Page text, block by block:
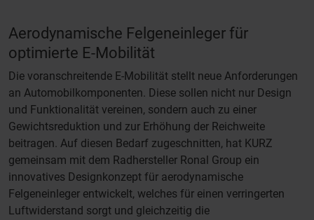
Aerodynamische Felgeneinleger für
optimierte E-Mobilität
Die voranschreitende E-Mobilität stellt neue Anforderungen
an Automobilkomponenten. Diese sollen nicht nur Design
und Funktionalität vereinen, sondern auch zu einer
Gewichtsreduktion und zur Erhöhung der Reichweite
beitragen. Auf diesen Bedarf zugeschnitten, hat KURZ
gemeinsam mit dem Radhersteller Ronal Group ein
innovatives Designkonzept für aerodynamische
Felgeneinleger entwickelt, welches für einen verringerten
Luftwiderstand sorgt und gleichzeitig die